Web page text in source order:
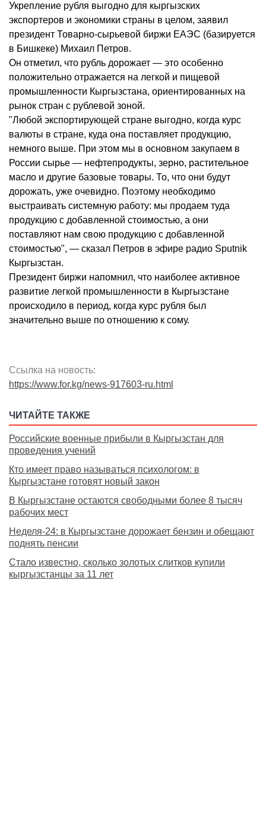
Укрепление рубля выгодно для кыргызских
экспортеров и экономики страны в целом, заявил
президент Товарно-сырьевой биржи ЕАЭС (базируется
в Бишкеке) Михаил Петров.
Он отметил, что рубль дорожает — это особенно
положительно отражается на легкой и пищевой
промышленности Кыргызстана, ориентированных на
рынок стран с рублевой зоной.
"Любой экспортирующей стране выгодно, когда курс
валюты в стране, куда она поставляет продукцию,
немного выше. При этом мы в основном закупаем в
России сырье — нефтепродукты, зерно, растительное
масло и другие базовые товары. То, что они будут
дорожать, уже очевидно. Поэтому необходимо
выстраивать системную работу: мы продаем туда
продукцию с добавленной стоимостью, а они
поставляют нам свою продукцию с добавленной
стоимостью", — сказал Петров в эфире радио Sputnik
Кыргызстан.
Президент биржи напомнил, что наиболее активное
развитие легкой промышленности в Кыргызстане
происходило в период, когда курс рубля был
значительно выше по отношению к сому.
Ссылка на новость:
https://www.for.kg/news-917603-ru.html
ЧИТАЙТЕ ТАКЖЕ
Российские военные прибыли в Кыргызстан для
проведения учений
Кто имеет право называться психологом: в
Кыргызстане готовят новый закон
В Кыргызстане остаются свободными более 8 тысяч
рабочих мест
Неделя-24: в Кыргызстане дорожает бензин и обещают
поднять пенсии
Стало известно, сколько золотых слитков купили
кыргызстанцы за 11 лет